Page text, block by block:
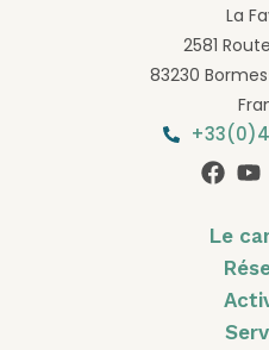
La
2581
83230
+33(0)4
Le